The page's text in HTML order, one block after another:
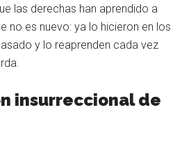
las derechas han aprendido a
no es nuevo: ya lo hicieron en los
y lo reaprenden cada vez
insurreccional de